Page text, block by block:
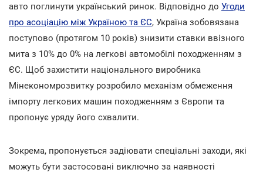
авто поглинути український ринок. Відповідно до Угоди
про асоціацію між Україною та ЄС, Україна зобовязана
поступово (протягом 10 років) знизити ставки ввізного
мита з 10% до 0% на легкові автомобілі походженням з
ЄС. Щоб захистити національного виробника
Мінекономрозвитку розробило механізм обмеження
імпорту легкових машин походженням з Європи та
пропонує уряду його схвалити.
Зокрема, пропонується задіювати спеціальні заходи, які
можуть бути застосовані виключно за наявності